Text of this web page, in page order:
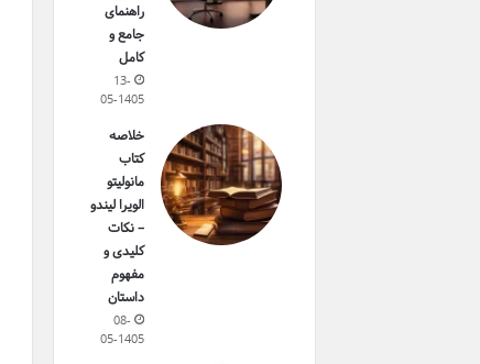
راهنمای
جامع و
کامل
13-
05-1405
خلاصه
کتاب
مانولیتو
الویرا لیندو
– نکات
کلیدی و
مفهوم
داستان
08-
05-1405